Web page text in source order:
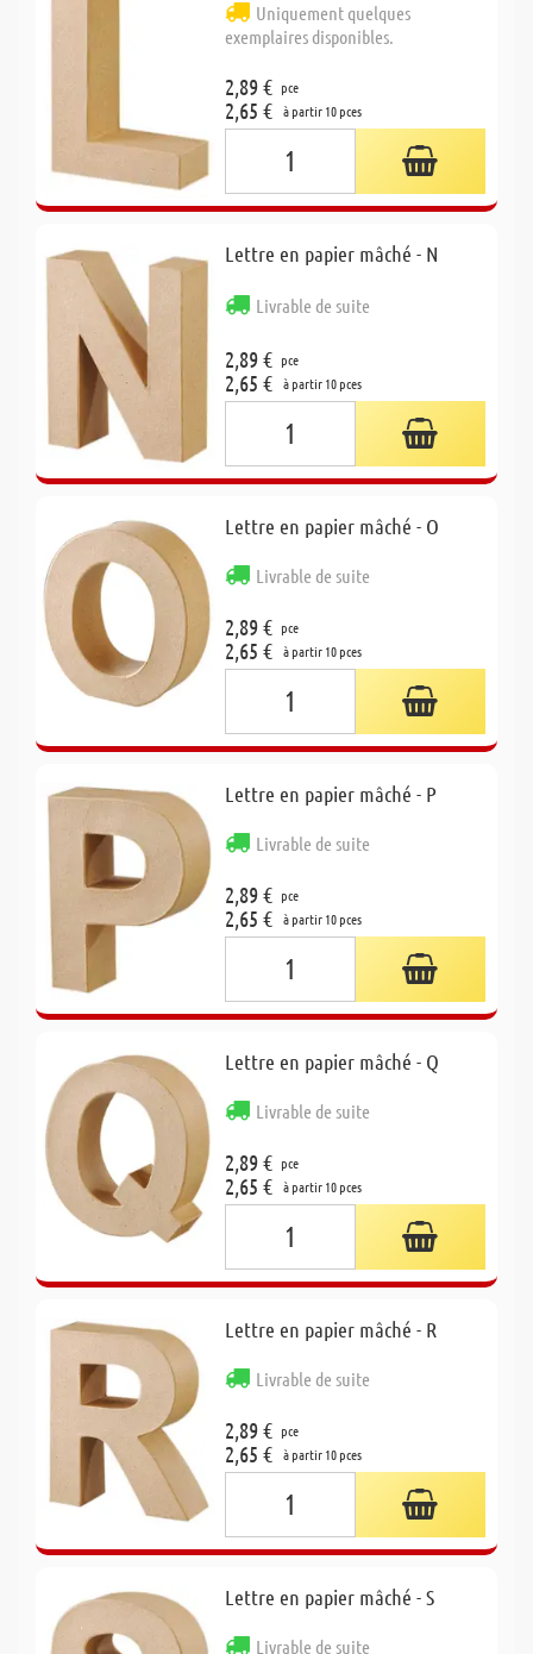
Uniquement quelques
exemplaires disponibles.
2,89 € pce
2,65 € à partir 10 pces
Lettre en papier mâché - N
Livrable de suite
2,89 € pce
2,65 € à partir 10 pces
Lettre en papier mâché - O
Livrable de suite
2,89 € pce
2,65 € à partir 10 pces
Lettre en papier mâché - P
Livrable de suite
2,89 € pce
2,65 € à partir 10 pces
Lettre en papier mâché - Q
Livrable de suite
2,89 € pce
2,65 € à partir 10 pces
Lettre en papier mâché - R
Livrable de suite
2,89 € pce
2,65 € à partir 10 pces
Lettre en papier mâché - S
Livrable de suite